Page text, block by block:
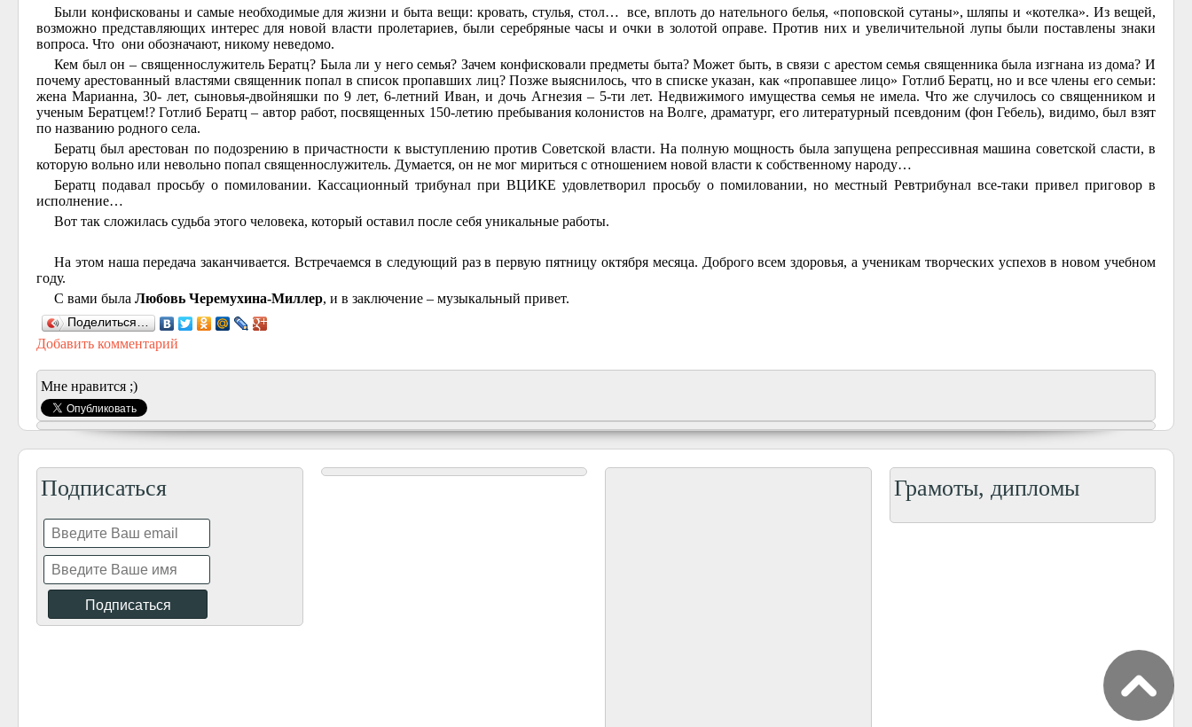
Были конфискованы и самые необходимые для жизни и быта вещи: кровать, стулья, стол… все, вплоть до нательного белья, «поповской сутаны», шляпы и «котелка». Из вещей,
возможно представляющих интерес для новой власти пролетариев, были серебряные часы и очки в золотой оправе. Против них и увеличительной лупы были поставлены знаки
вопроса. Что они обозначают, никому неведомо.
Кем был он – священнослужитель Бератц? Была ли у него семья? Зачем конфисковали предметы быта? Может быть, в связи с арестом семья священника была изгнана из дома? И
почему арестованный властями священник попал в список пропавших лиц? Позже выяснилось, что в списке указан, как «пропавшее лицо» Готлиб Бератц, но и все члены его семьи:
жена Марианна, 30- лет, сыновья-двойняшки по 9 лет, 6-летний Иван, и дочь Агнезия – 5-ти лет. Недвижимого имущества семья не имела. Что же случилось со священником и
ученым Бератцем!? Готлиб Бератц – автор работ, посвященных 150-летию пребывания колонистов на Волге, драматург, его литературный псевдоним (фон Гебель), видимо, был взят
по названию родного села.
Бератц был арестован по подозрению в причастности к выступлению против Советской власти. На полную мощность была запущена репрессивная машина советской сласти, в
которую вольно или невольно попал священнослужитель. Думается, он не мог мириться с отношением новой власти к собственному народу…
Бератц подавал просьбу о помиловании. Кассационный трибунал при ВЦИКЕ удовлетворил просьбу о помиловании, но местный Ревтрибунал все-таки привел приговор в
исполнение…
Вот так сложилась судьба этого человека, который оставил после себя уникальные работы.
На этом наша передача заканчивается. Встречаемся в следующий раз в первую пятницу октября месяца. Доброго всем здоровья, а ученикам творческих успехов в новом учебном
году.
С вами была Любовь Черемухина-Миллер, и в заключение – музыкальный привет.
Поделиться…
Добавить комментарий
Мне нравится ;)
Подписаться Грамоты, дипломы